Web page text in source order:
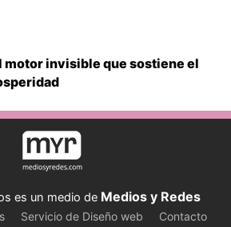
motor invisible que sostiene el
es un medio de Medios y Redes
Servicio de Diseño web
Contacto